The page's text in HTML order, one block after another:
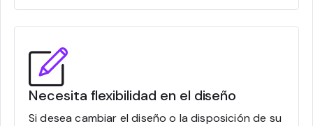
Necesita flexibilidad en el diseño
Si desea cambiar el diseño o la disposición de su